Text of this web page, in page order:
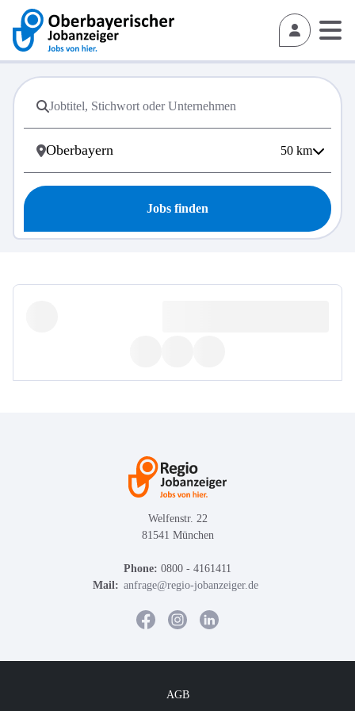
50 km
Jobs finden
Welfenstr. 22
81541 München
Phone: 0800 - 4161411
Mail: anfrage@regio-jobanzeiger.de
AGB